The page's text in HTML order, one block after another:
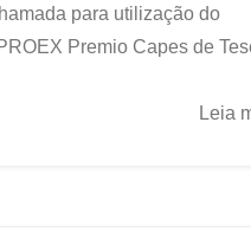
para utilização do
Premio Capes de
Leia